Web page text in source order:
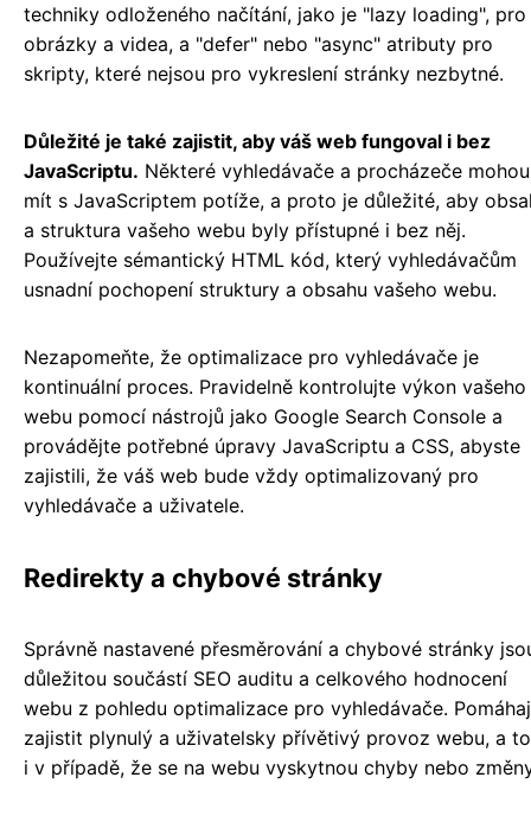
techniky odloženého načítání, jako je "lazy loading", pro
obrázky a videa, a "defer" nebo "async" atributy pro
skripty, které nejsou pro vykreslení stránky nezbytné.
Důležité je také zajistit, aby váš web fungoval i bez
JavaScriptu. Některé vyhledávače a procházeče mohou
mít s JavaScriptem potíže, a proto je důležité, aby
a struktura vašeho webu byly přístupné i bez něj.
Používejte sémantický HTML kód, který vyhledávačům
usnadní pochopení struktury a obsahu vašeho webu.
Nezapomeňte, že optimalizace pro vyhledávače je
kontinuální proces. Pravidelně kontrolujte výkon vašeho
webu pomocí nástrojů jako Google Search Console a
provádějte potřebné úpravy JavaScriptu a CSS, abyste
zajistili, že váš web bude vždy optimalizovaný pro
vyhledávače a uživatele.
Redirekty a chybové stránky
Správně nastavené přesměrování a chybové stránky
důležitou součástí SEO auditu a celkového hodnocení
webu z pohledu optimalizace pro vyhledávače.
zajistit plynulý a uživatelsky přívětivý provoz webu, a to
i v případě, že se na webu vyskytnou chyby nebo